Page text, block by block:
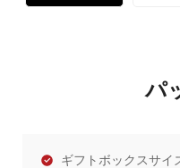
パ
ギフトボックスサイ